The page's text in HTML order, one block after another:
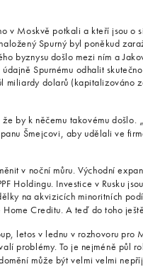
v Moskvě potkali a kteří jsou o
Spurný byl poněkud
byznysu došlo mezi ním a
Spurnému odhalit
miliardy dolarů (kapitalizováno
by k něčemu takovému došlo.
Šmejcovi, aby udělali ve
v noční můru. Východní
Holdingu. Investice v Rusku
na akvizicích minoritních
Creditu. A teď do toho
letos v lednu v rozhovoru pro
problémy. To je nejméně půl
může být velmi velmi